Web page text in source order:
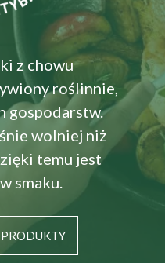
z chowu
roślinnie,
gospodarstw.
wolniej niż
temu jest
smaku.